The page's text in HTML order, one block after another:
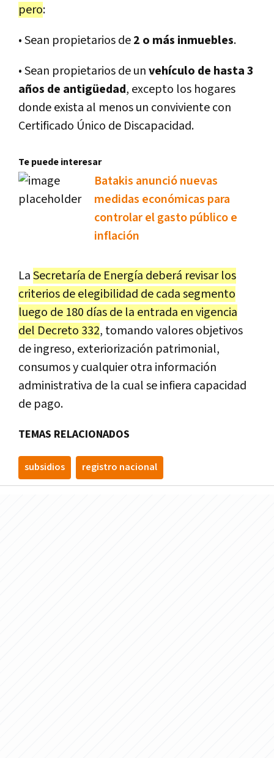
pero:
• Sean propietarios de2 o más inmuebles.
• Sean propietarios de unvehículo de hasta 3
años de antigüedad, excepto los hogares
donde exista al menos un conviviente con
Certificado Único de Discapacidad.
Te puede interesar
Batakis anunció nuevas
medidas económicas para
controlar el gasto público e
inflación
LaSecretaría de Energía deberá revisar los
criterios de elegibilidad de cada segmento
luego de 180 días de la entrada en vigencia
del Decreto 332, tomando valores objetivos
de ingreso, exteriorización patrimonial,
consumos y cualquier otra información
administrativa de la cual se infiera capacidad
de pago.
TEMAS RELACIONADOS
subsidios registro nacional